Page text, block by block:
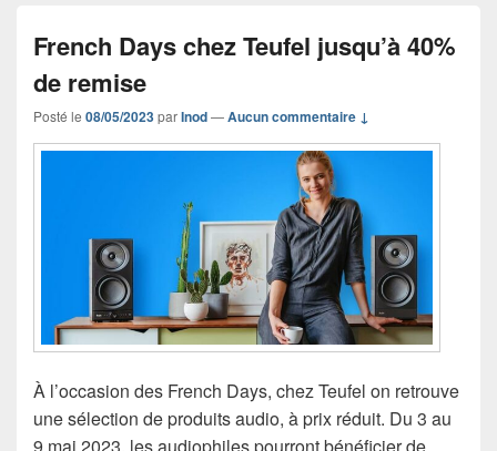
French Days chez Teufel jusqu’à 40%
de remise
Posté le 08/05/2023parInod—Aucun commentaire ↓
À l’occasion des French Days, chez Teufel on retrouve
une sélection de produits audio, à prix réduit. Du 3 au